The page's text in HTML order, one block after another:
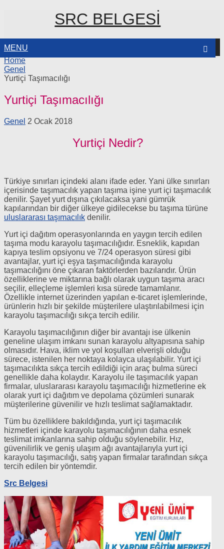
SRC BELGESI
MENU
Home
Genel
Yurtiçi Taşımacılığı
Yurtiçi Taşımacılığı
Genel 2 Ocak 2018
Yurtiçi Nedir?
Türkiye sınırları içindeki alanı ifade eder. Yani ülke sınırları
içerisinde taşımacılık yapan taşıma işine yurt içi taşımacılık
denilir. Şayet yurt dışına çıkılacaksa yani gümrük
kapılarından bir diğer ülkeye gidilecekse bu taşıma türüne
uluslararası taşımacılık denilir.
Yurt içi dağıtım operasyonlarında en yaygın tercih edilen
taşıma modu karayolu taşımacılığıdır. Esneklik, kapıdan
kapıya teslim opsiyonu ve 7/24 operasyon süresi gibi
avantajlar, yurt içi eşya taşımacılığında karayolu
taşımacılığını öne çıkaran faktörlerden bazılarıdır. Ürün
özelliklerine ve miktarına bağlı olarak uygun taşıma aracı
seçilir, elleçleme işlemleri kısa sürede tamamlanır.
Özellikle internet üzerinden yapılan e-ticaret işlemlerinde,
ürünlerin hızlı bir şekilde müşterilere ulaştırılabilmesi için
karayolu taşımacılığı sıkça tercih edilir.
Karayolu taşımacılığının diğer bir avantajı ise ülkenin
geneline ulaşım imkanı sunan karayolu altyapısına sahip
olmasıdır. Hava, iklim ve yol koşulları elverişli olduğu
sürece, istenilen her noktaya kolayca ulaşılabilir. Yurt içi
taşımacılıkta sıkça tercih edildiği için araç bulma süreci
genellikle daha kolaydır. Karayolu ile taşımacılık yapan
firmalar, uluslararası karayolu taşımacılığı hizmetlerine ek
olarak yurt içi dağıtım ve depolama çözümleri sunarak
müşterilerine güvenilir ve hızlı teslimat sağlamaktadır.
Tüm bu özelliklere bakıldığında, yurt içi taşımacılık
hizmetleri içinde karayolu taşımacılığının daha esnek
teslimat imkanlarına sahip olduğu söylenebilir. Hız,
güvenilirlik ve geniş ulaşım ağı avantajlarıyla yurt içi
karayolu taşımacılığı, satış yapan firmalar tarafından sıkça
tercih edilen bir yöntemdir.
Src Belgesi